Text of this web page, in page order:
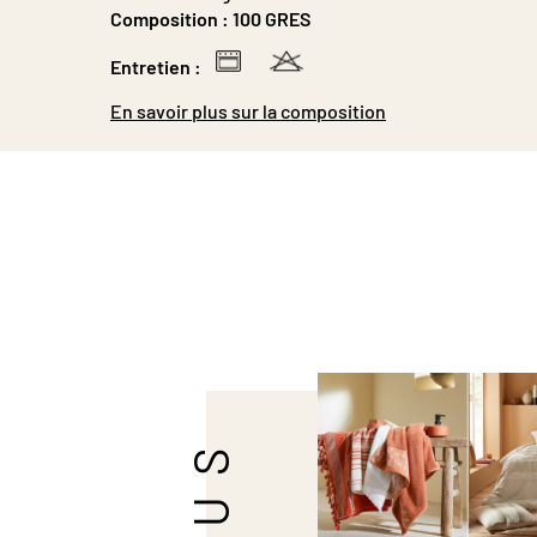
Composition : 100 GRES
Entretien :
En savoir plus sur la composition